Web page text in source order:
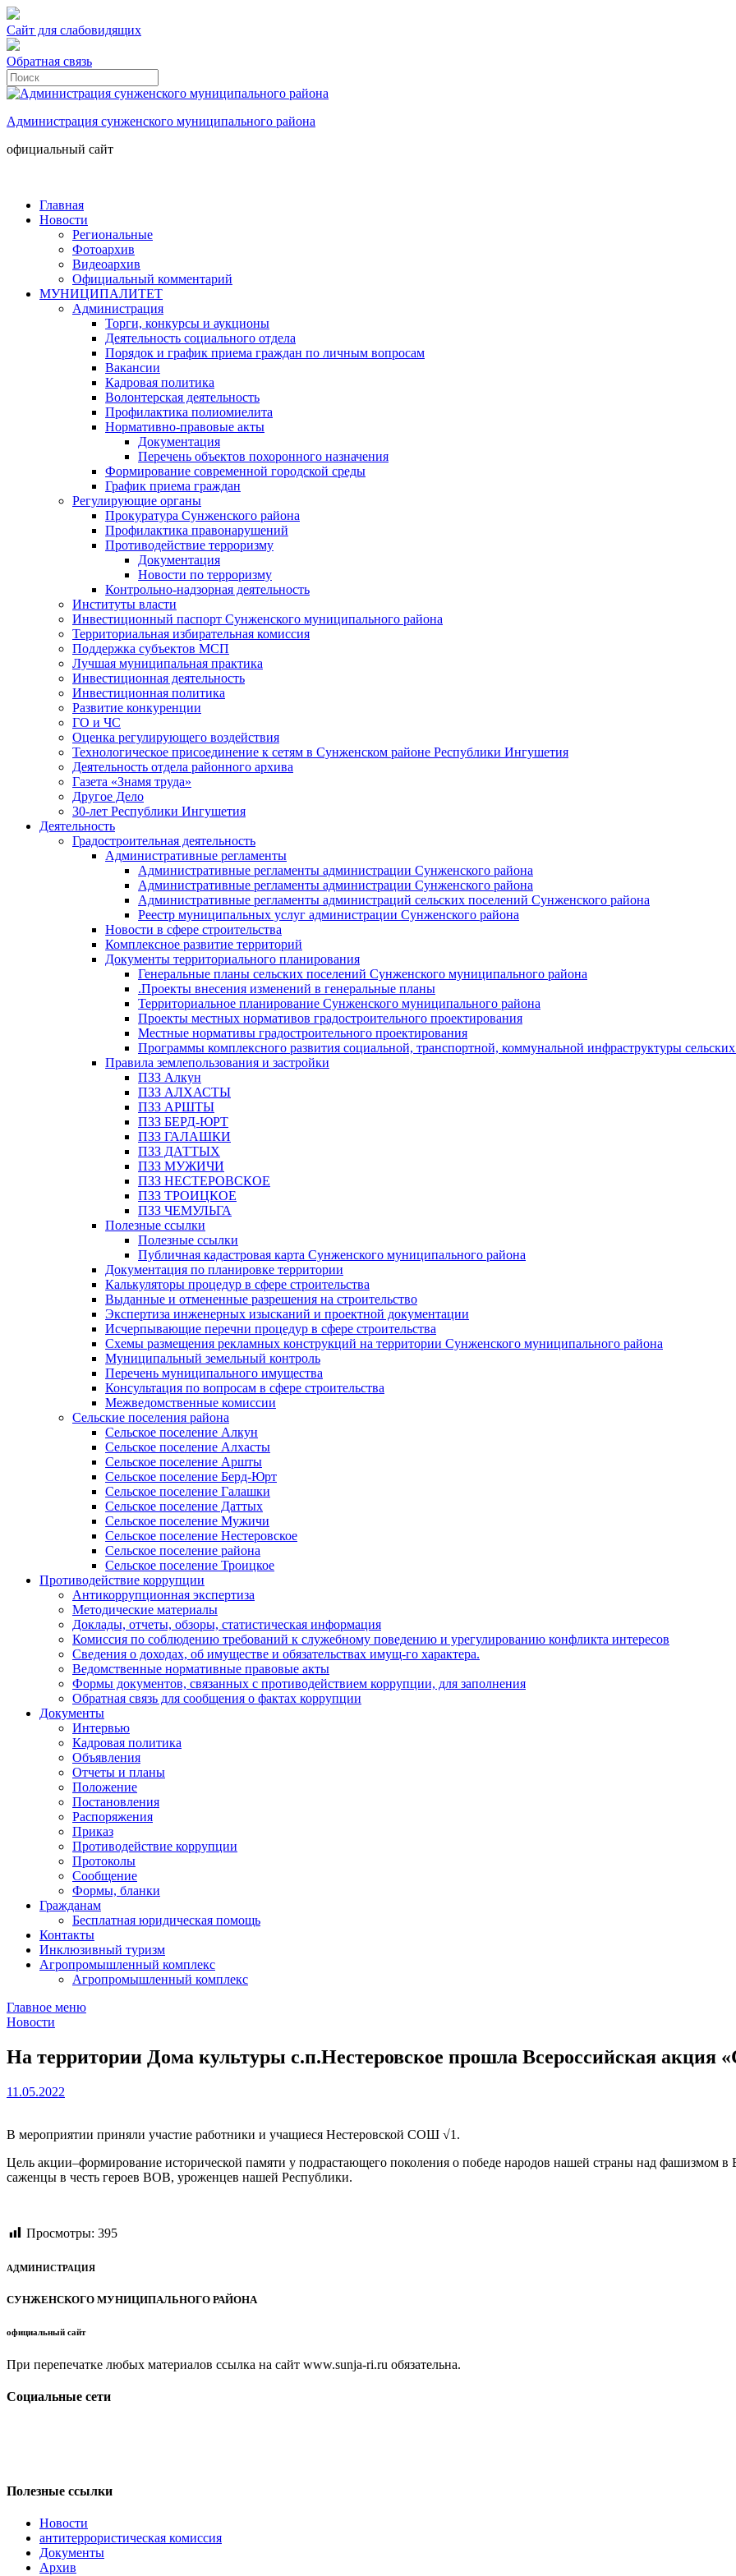
Сайт для слабовидящих
Обратная связь
Администрация сунженского муниципального района
официальный сайт
Главная
Новости
Региональные
Фотоархив
Видеоархив
Официальный комментарий
МУНИЦИПАЛИТЕТ
Администрация
Торги, конкурсы и аукционы
Деятельность социального отдела
Порядок и график приема граждан по личным вопросам
Вакансии
Кадровая политика
Волонтерская деятельность
Профилактика полиомиелита
Нормативно-правовые акты
Документация
Перечень объектов похоронного назначения
Формирование современной городской среды
График приема граждан
Регулирующие органы
Прокуратура Сунженского района
Профилактика правонарушений
Противодействие терроризму
Документация
Новости по терроризму
Контрольно-надзорная деятельность
Институты власти
Инвестиционный паспорт Сунженского муниципального района
Территориальная избирательная комиссия
Поддержка субъектов МСП
Лучшая муниципальная практика
Инвестиционная деятельность
Инвестиционная политика
Развитие конкуренции
ГО и ЧС
Оценка регулирующего воздействия
Технологическое присоединение к сетям в Сунженском районе Республики Ингушетия
Деятельность отдела районного архива
Газета «Знамя труда»
Другое Дело
30-лет Республики Ингушетия
Деятельность
Градостроительная деятельность
Административные регламенты
Административные регламенты администрации Сунженского района
Административные регламенты администрации Сунженского района
Административные регламенты администраций сельских поселений Сунженского района
Реестр муниципальных услуг администрации Сунженского района
Новости в сфере строительства
Комплексное развитие территорий
Документы территориального планирования
Генеральные планы сельских поселений Сунженского муниципального района
.Проекты внесения изменений в генеральные планы
Территориальное планирование Сунженского муниципального района
Проекты местных нормативов градостроительного проектирования
Местные нормативы градостроительного проектирования
Программы комплексного развития социальной, транспортной, коммунальной инфраструктуры
Правила землепользования и застройки
ПЗЗ Алкун
ПЗЗ АЛХАСТЫ
ПЗЗ АРШТЫ
ПЗЗ БЕРД-ЮРТ
ПЗЗ ГАЛАШКИ
ПЗЗ ДАТТЫХ
ПЗЗ МУЖИЧИ
ПЗЗ НЕСТЕРОВСКОЕ
ПЗЗ ТРОИЦКОЕ
ПЗЗ ЧЕМУЛЬГА
Полезные ссылки
Полезные ссылки
Публичная кадастровая карта Сунженского муниципального района
Документация по планировке территории
Калькуляторы процедур в сфере строительства
Выданные и отмененные разрешения на строительство
Экспертиза инженерных изысканий и проектной документации
Исчерпывающие перечни процедур в сфере строительства
Схемы размещения рекламных конструкций на территории Сунженского муниципального района
Муниципальный земельный контроль
Перечень муниципального имущества
Консультация по вопросам в сфере строительства
Межведомственные комиссии
Сельские поселения района
Сельское поселение Алкун
Сельское поселение Алхасты
Сельское поселение Аршты
Сельское поселение Берд-Юрт
Сельское поселение Галашки
Сельское поселение Даттых
Сельское поселение Мужичи
Сельское поселение Нестеровское
Сельское поселение района
Сельское поселение Троицкое
Противодействие коррупции
Антикоррупционная экспертиза
Методические материалы
Доклады, отчеты, обзоры, статистическая информация
Комиссия по соблюдению требований к служебному поведению и урегулированию конфликта интересов
Сведения о доходах, об имуществе и обязательствах имущ-го характера.
Ведомственные нормативные правовые акты
Формы документов, связанных с противодействием коррупции, для заполнения
Обратная связь для сообщения о фактах коррупции
Документы
Интервью
Кадровая политика
Объявления
Отчеты и планы
Положение
Постановления
Распоряжения
Приказ
Противодействие коррупции
Протоколы
Сообщение
Формы, бланки
Гражданам
Бесплатная юридическая помощь
Контакты
Инклюзивный туризм
Агропромышленный комплекс
Агропромышленный комплекс
Главное меню
Новости
На территории Дома культуры с.п.Нестеровское прошла Всероссийская акция
11.05.2022
В мероприятии приняли участие работники и учащиеся Нестеровской СОШ √1.
Цель акции–формирование исторической памяти у подрастающего поколения о победе народов нашей страны над фашизмом
саженцы в честь героев ВОВ, уроженцев нашей Республики.
Просмотры: 395
АДМИНИСТРАЦИЯ
СУНЖЕНСКОГО МУНИЦИПАЛЬНОГО РАЙОНА
официальный сайт
При перепечатке любых материалов ссылка на сайт www.sunja-ri.ru обязательна.
Социальные сети
Полезные ссылки
Новости
антитеррористическая комиссия
Документы
Архив